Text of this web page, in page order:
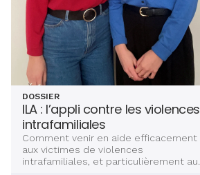
DOSSIER
ILA : l’appli contre les violences
intrafamiliales
Comment venir en aide efficacement
aux victimes de violences
intrafamiliales, et particulièrement aux